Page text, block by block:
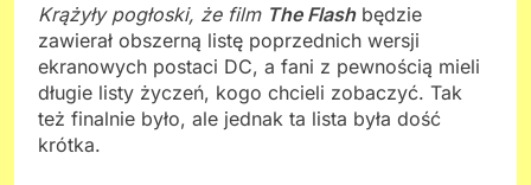
Krążyły pogłoski, że film The Flashbędzie
zawierał obszerną listę poprzednich wersji
ekranowych postaci DC, a fani z pewnością mieli
długie listy życzeń, kogo chcieli zobaczyć. Tak
też finalnie było, ale jednak ta lista była dość
krótka.